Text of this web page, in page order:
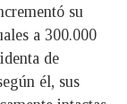
su
a 300.000
de
él, sus